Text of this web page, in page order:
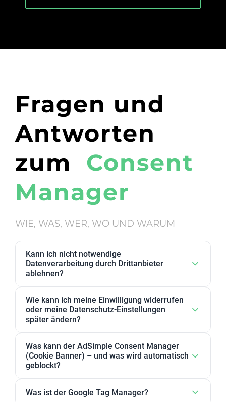
Fragen und
Antworten
zum Consent
Manager
WIE, WAS, WER, WO UND WARUM
Kann ich nicht notwendige
Datenverarbeitung durch Drittanbieter
ablehnen?
nicht notwendig eingestuft haben, kann in den
Datenschutz-Einstellungen abgelehnt werden. Sie
Zweckgruppen akzeptieren oder ablehnen.
Wie kann ich meine Einwilligung widerrufen
oder meine Datenschutz-Einstellungen
später ändern?
ändern. Außerdem können Sie Ihre Zustimmung
jederzeit widerrufen, indem Sie Ihre Einwilligungen
Was kann der AdSimple Consent Manager
(Cookie Banner) – und was wird automatisch
geblockt?
JavaScript-Lösung oder WordPress-Plugin verfügbar
Was ist der Google Tag Manager?